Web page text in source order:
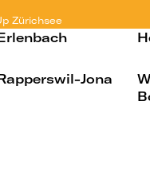
Zürichsee
Jona